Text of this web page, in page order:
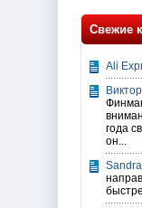
Свежие
Ali
Виктор
года
он...
Sandra